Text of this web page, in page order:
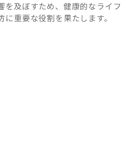
を及ぼすため、健康的なライフ
に重要な役割を果たします。